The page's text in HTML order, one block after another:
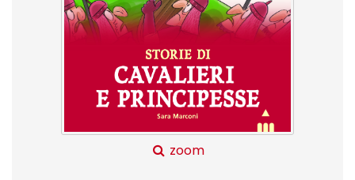
zoom